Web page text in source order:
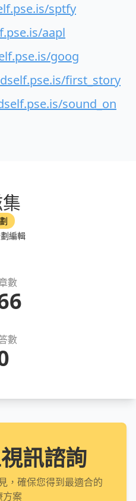
sptfy
aapl
goog
first_story
sound_on
編輯
數
數
訊諮詢
，確保您得到最適合的
方案